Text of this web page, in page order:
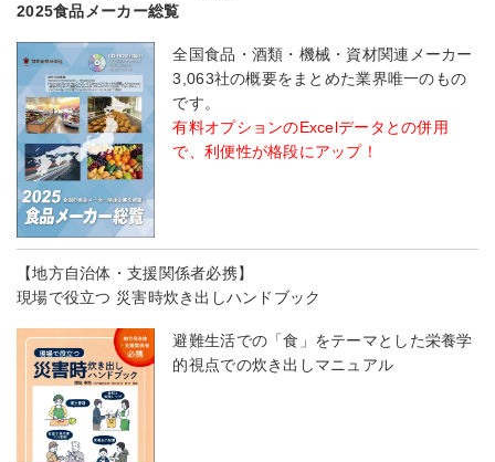
2025食品メーカー総覧
全国食品・酒類・機械・資材関連メーカー
3,063社の概要をまとめた業界唯一のもの
です。
有料オプションのExcelデータとの併用
で、利便性が格段にアップ！
【地方自治体・支援関係者必携】
現場で役立つ 災害時炊き出しハンドブック
避難生活での「食」をテーマとした栄養学
的視点での炊き出しマニュアル